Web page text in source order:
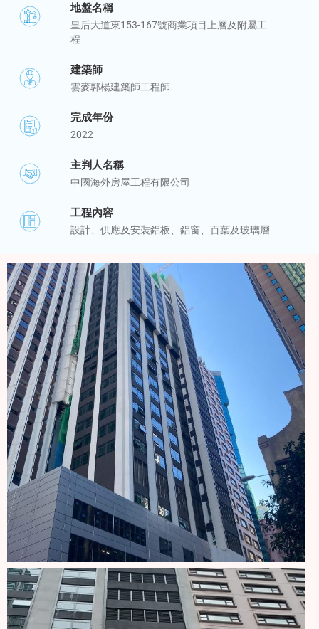
地盤名稱
皇后大道東153-167號商業項目上層及附屬工
程
建築師
雲麥郭楊建築師工程師
完成年份
2022
主判人名稱
中國海外房屋工程有限公司
工程內容
設計、供應及安裝鋁板、鋁窗、百葉及玻璃層